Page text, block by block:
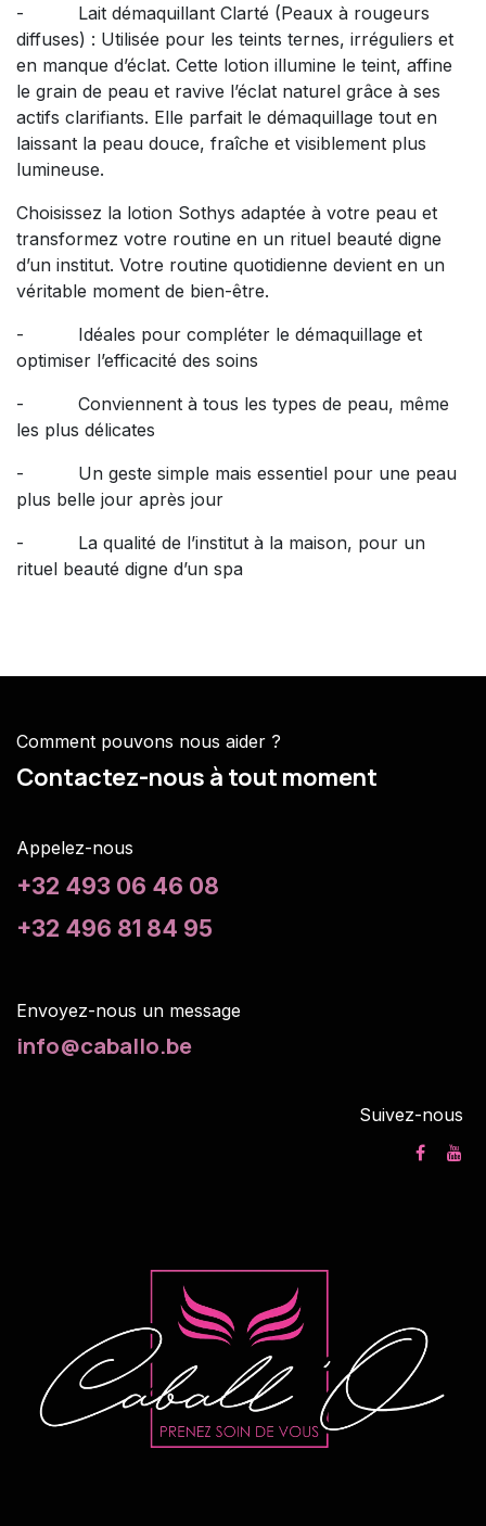
- Lait démaquillant Clarté (Peaux à rougeurs
diffuses) : Utilisée pour les teints ternes, irréguliers et
en manque d’éclat. Cette lotion illumine le teint, affine
le grain de peau et ravive l’éclat naturel grâce à ses
actifs clarifiants. Elle parfait le démaquillage tout en
laissant la peau douce, fraîche et visiblement plus
lumineuse.
Choisissez la lotion Sothys adaptée à votre peau et
transformez votre routine en un rituel beauté digne
d’un institut. Votre routine quotidienne devient en un
véritable moment de bien-être.
- Idéales pour compléter le démaquillage et
optimiser l’efficacité des soins
- Conviennent à tous les types de peau, même
les plus délicates
- Un geste simple mais essentiel pour une peau
plus belle jour après jour
- La qualité de l’institut à la maison, pour un
rituel beauté digne d’un spa
Comment pouvons nous aider ?
Contactez-nous à tout moment
Appelez-nous
+32 493 06 46 08
+32 496 81 84 95
Envoyez-nous un message
info@caballo.be
Suivez-nous